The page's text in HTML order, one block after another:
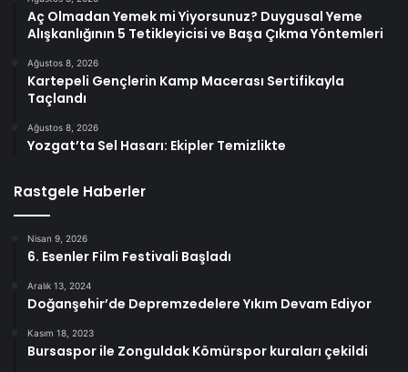
Aç Olmadan Yemek mi Yiyorsunuz? Duygusal Yeme
Alışkanlığının 5 Tetikleyicisi ve Başa Çıkma Yöntemleri
Ağustos 8, 2026
Kartepeli Gençlerin Kamp Macerası Sertifikayla
Taçlandı
Ağustos 8, 2026
Yozgat’ta Sel Hasarı: Ekipler Temizlikte
Rastgele Haberler
Nisan 9, 2026
6. Esenler Film Festivali Başladı
Aralık 13, 2024
Doğanşehir’de Depremzedelere Yıkım Devam Ediyor
Kasım 18, 2023
Bursaspor ile Zonguldak Kömürspor kuraları çekildi